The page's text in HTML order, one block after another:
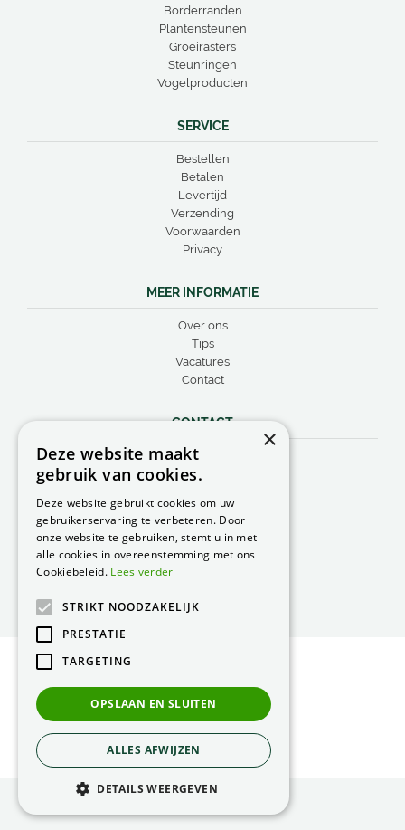
Voederstandaard 160 cm, groen
Borderranden
Plantensteunen
Groeirasters
Steunringen
Vogelproducten
SERVICE
Bestellen
Betalen
Levertijd
Verzending
Voorwaarden
Privacy
MEER INFORMATIE
Over ons
Tips
Vacatures
Contact
CONTACT
Peacock Garden Supports
Industrieweg 22
Nederland
0499 57 40 80
F. 0499 57 40 84
E.peacock@peacock.nl
Privacy Statement
Green Solutions
×
Deze website maakt
gebruik van cookies.
Deze website gebruikt cookies om uw
gebruikerservaring te verbeteren. Door
onze website te gebruiken, stemt u in met
alle cookies in overeenstemming met ons
Cookiebeleid. Lees verder
STRIKT NOODZAKELIJK
PRESTATIE
TARGETING
OPSLAAN EN SLUITEN
ALLES AFWIJZEN
DETAILS WEERGEVEN